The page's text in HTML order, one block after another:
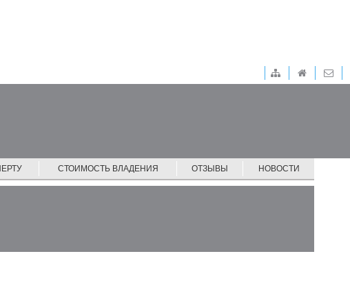
СТОИМОСТЬ ВЛАДЕНИЯ ОТЗЫВЫ НОВОСТИ